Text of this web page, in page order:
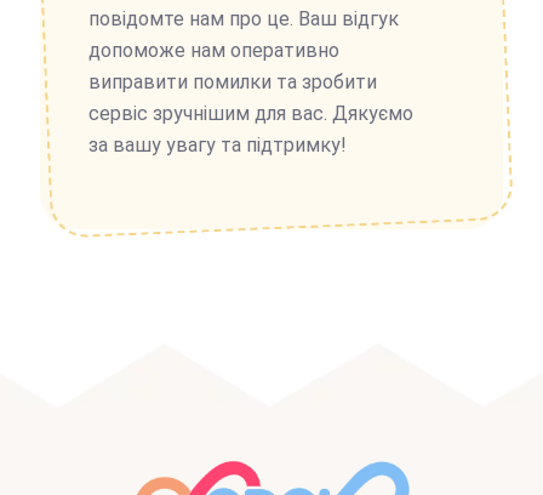
повідомте нам про це. Ваш відгук
допоможе нам оперативно
виправити помилки та зробити
сервіс зручнішим для вас. Дякуємо
за вашу увагу та підтримку!